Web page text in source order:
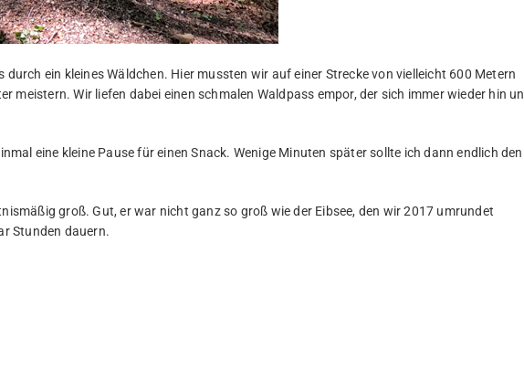
durch ein kleines Wäldchen. Hier mussten wir auf einer Strecke von vielleicht 600 Metern
meistern. Wir liefen dabei einen schmalen Waldpass empor, der sich immer wieder hin
eine kleine Pause für einen Snack. Wenige Minuten später sollte ich dann endlich den
groß. Gut, er war nicht ganz so groß wie der Eibsee, den wir 2017 umrundet
Stunden dauern.